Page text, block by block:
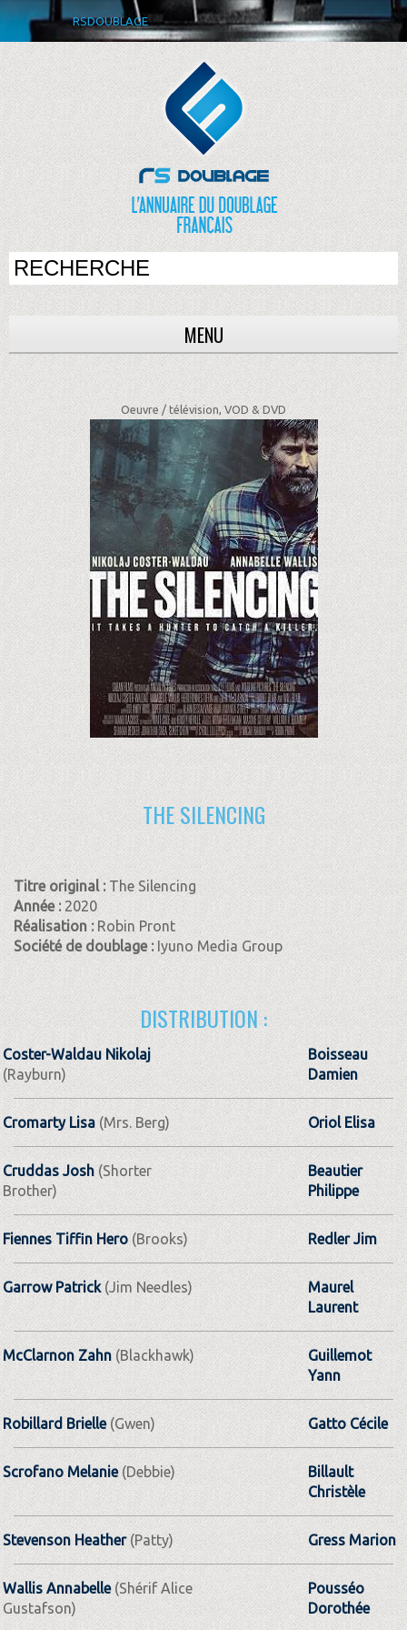
RSDOUBLAGE
MENU
Oeuvre / télévision, VOD & DVD
THE SILENCING
Titre original : The Silencing
Année : 2020
Réalisation :Robin Pront
Société de doublage :Iyuno Media Group
DISTRIBUTION :
Coster-Waldau Nikolaj
(Rayburn)
Boisseau
Damien
Cromarty Lisa(Mrs. Berg) Oriol Elisa
Cruddas Josh(Shorter
Brother)
Beautier
Philippe
Fiennes Tiffin Hero (Brooks) Redler Jim
Garrow Patrick(Jim Needles)
Maurel
Laurent
McClarnon Zahn(Blackhawk)
Guillemot
Yann
Robillard Brielle(Gwen) Gatto Cécile
Scrofano Melanie(Debbie)
Billault
Christèle
Stevenson Heather(Patty) Gress Marion
Wallis Annabelle(Shérif Alice
Gustafson)
Pousséo
Dorothée